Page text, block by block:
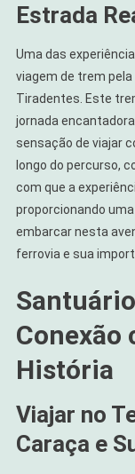
Estrada
Uma das
viagem de trem pela
Tiradentes. Este
jornada
sensação de viajar
longo do percurso,
com que a
proporcionando
embarcar nesta
ferrovia e sua
Conexão
História
Viajar no
Caraça e